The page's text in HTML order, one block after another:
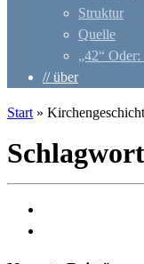
Struktur
Quelle
„42“
// über
Start »